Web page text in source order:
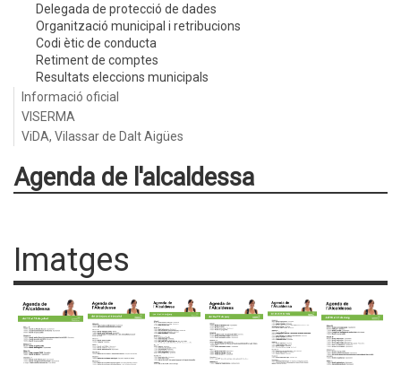
Delegada de protecció de dades
Organització municipal i retribucions
Codi ètic de conducta
Retiment de comptes
Resultats eleccions municipals
Informació oficial
VISERMA
ViDA, Vilassar de Dalt Aigües
Agenda de l'alcaldessa
Imatges